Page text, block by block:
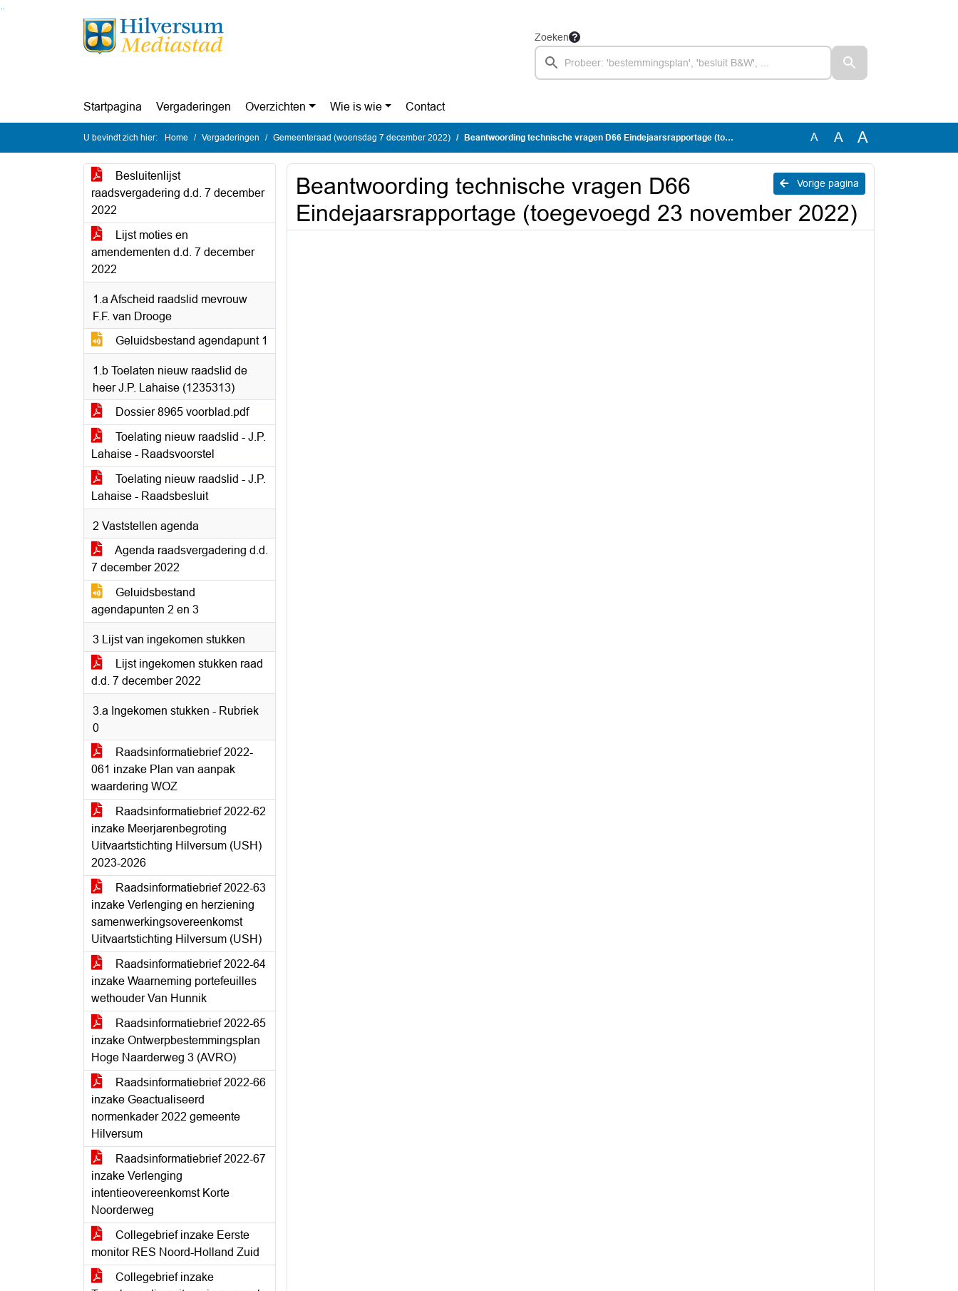
Ga naar de inhoud van deze pagina
Ga naar het zoeken
Ga naar het menu
Zoeken
Startpagina Vergaderingen Overzichten Wie is wie Contact
U bevindt zich hier: Home Vergaderingen Gemeenteraad (woensdag 7 december 2022) Beantwoording technische vragen D66 Eindejaarsrapportage (toegevoegd 23 november 2022) A A A
Besluitenlijst
raadsvergadering d.d. 7 december
2022
Lijst moties en
amendementen d.d. 7 december
2022
1.a Afscheid raadslid mevrouw
F.F. van Drooge
Geluidsbestand agendapunt 1
1.b Toelaten nieuw raadslid de
heer J.P. Lahaise (1235313)
Dossier 8965 voorblad.pdf
Toelating nieuw raadslid - J.P.
Lahaise - Raadsvoorstel
Toelating nieuw raadslid - J.P.
Lahaise - Raadsbesluit
2 Vaststellen agenda
Agenda raadsvergadering d.d.
7 december 2022
Geluidsbestand
agendapunten 2 en 3
3 Lijst van ingekomen stukken
Lijst ingekomen stukken raad
d.d. 7 december 2022
3.a Ingekomen stukken - Rubriek
0
Raadsinformatiebrief 2022-
061 inzake Plan van aanpak
waardering WOZ
Raadsinformatiebrief 2022-62
inzake Meerjarenbegroting
Uitvaartstichting Hilversum (USH)
2023-2026
Raadsinformatiebrief 2022-63
inzake Verlenging en herziening
samenwerkingsovereenkomst
Uitvaartstichting Hilversum (USH)
Raadsinformatiebrief 2022-64
inzake Waarneming portefeuilles
wethouder Van Hunnik
Raadsinformatiebrief 2022-65
inzake Ontwerpbestemmingsplan
Hoge Naarderweg 3 (AVRO)
Raadsinformatiebrief 2022-66
inzake Geactualiseerd
normenkader 2022 gemeente
Hilversum
Raadsinformatiebrief 2022-67
inzake Verlenging
intentieovereenkomst Korte
Noorderweg
Collegebrief inzake Eerste
monitor RES Noord-Holland Zuid
Collegebrief inzake
Vorige pagina
Beantwoording technische vragen D66
Eindejaarsrapportage (toegevoegd 23 november 2022)